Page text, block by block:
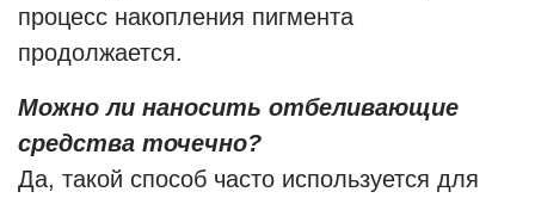
процесс накопления пигмента
продолжается.
Можно ли наносить отбеливающие
средства точечно?
Да, такой способ часто используется для